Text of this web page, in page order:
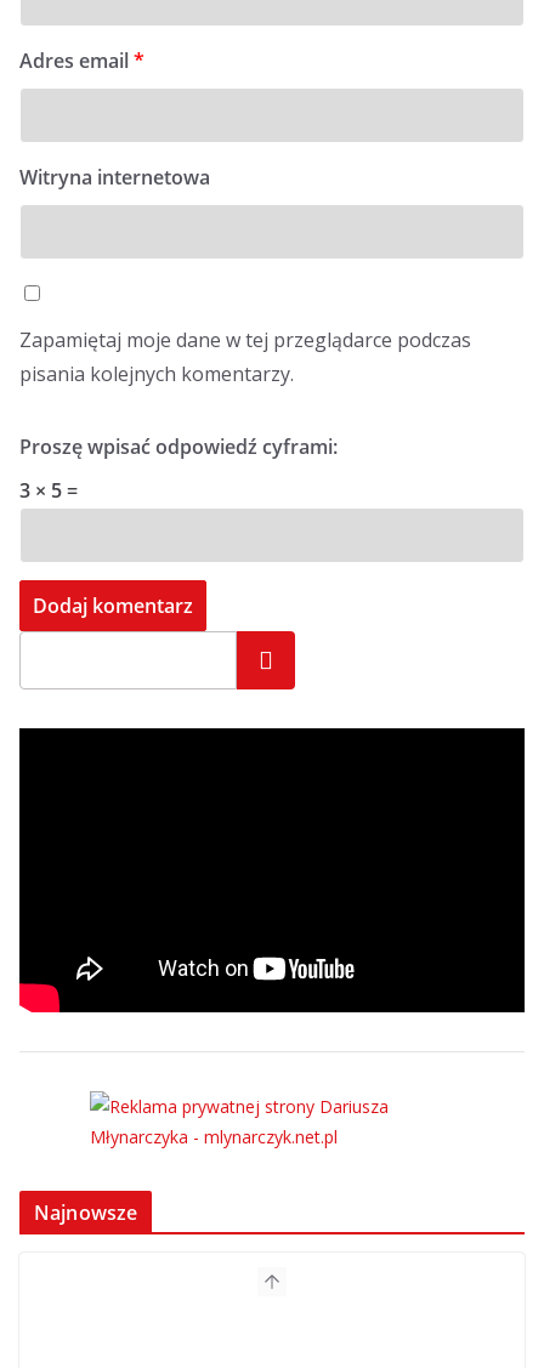
Adres email*
Witryna internetowa
Zapamiętaj moje dane w tej przeglądarce podczas
pisania kolejnych komentarzy.
Proszę wpisać odpowiedź cyframi:
3 × 5 =
Szukaj
Najnowsze